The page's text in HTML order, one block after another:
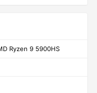
Ryzen 9 5900HS